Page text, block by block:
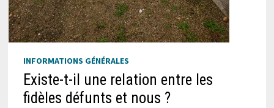
INFORMATIONS GÉNÉRALES
Existe-t-il une relation entre les
fidèles défunts et nous ?